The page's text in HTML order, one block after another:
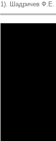
1). Шадричев Ф.Е.